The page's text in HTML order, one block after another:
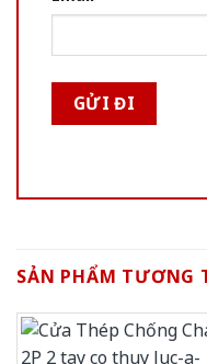
SẢN PHẨM TƯƠNG